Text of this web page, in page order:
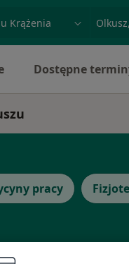
Dostępne
pracy